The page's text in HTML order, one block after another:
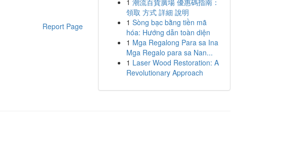
Report Page
1 潮流百貨廣場 優惠碼指南：
領取 方式 詳細 說明
1 Sòng bạc bằng tiền mã
hóa: Hướng dẫn toàn diện
1 Mga Regalong Para sa Ina
Mga Regalo para sa Nan...
1 Laser Wood Restoration: A
Revolutionary Approach